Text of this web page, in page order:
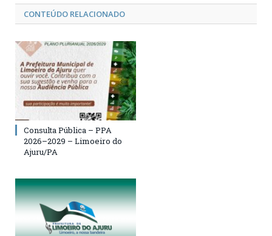
CONTEÚDO RELACIONADO
Consulta Pública – PPA
2026–2029 – Limoeiro do
Ajuru/PA